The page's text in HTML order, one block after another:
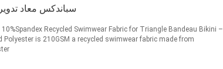
سباندكس معاد
Recycled Swimwear Fabric for Triangle Bandeau Bikini –
Polyester is 210GSM a recycled swimwear fabric made from
...